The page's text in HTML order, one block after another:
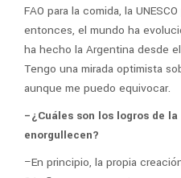
FAO para la comida, la
entonces, el mundo ha
ha hecho la Argentina desde
Tengo una mirada optimista
aunque me puedo equivocar.
–¿Cuáles son los logros de
enorgullecen?
–En principio, la propia